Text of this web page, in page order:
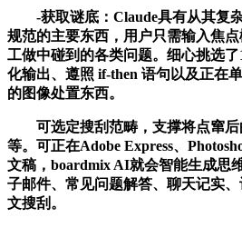
-获取谜底：Claude具有从其复杂
规范的主要东西，用户只需输入焦
工做中碰到的各类问题。细心挑选
化输出、遵照 if-then 语句以及正在
的图像处置东西。
可选定搜刮范畴，支撑将点窜后
等。可正在Adobe Express、
文稿，boardmix AI就会智能生成思
子邮件、常见问题解答、聊天记实
文搜刮。